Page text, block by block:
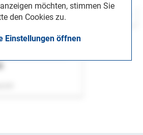
möchten, stimmen Sie
den Cookies zu.
Einstellungen öffnen